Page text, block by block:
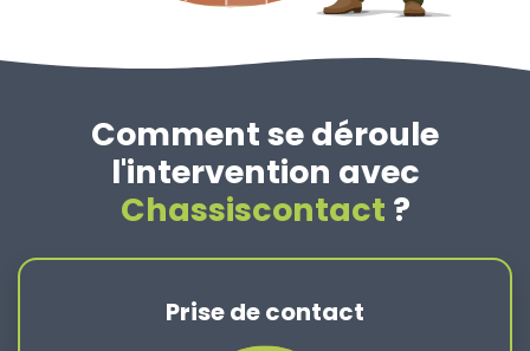
Comment se déroule
l'intervention avec
Chassiscontact ?
Prise de contact